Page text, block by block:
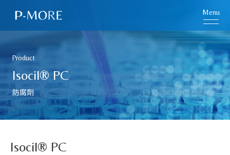
Menu
Product
Isocil® PC
防腐劑
Isocil® PC